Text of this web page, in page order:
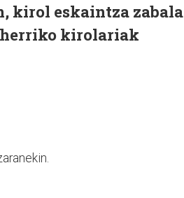
kirol eskaintza zabala
herriko kirolariak